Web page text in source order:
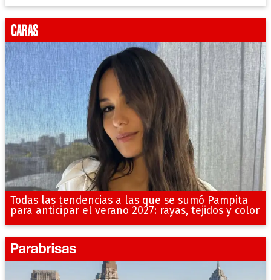
Todas las tendencias a las que se sumó Pampita
para anticipar el verano 2027: rayas, tejidos y color